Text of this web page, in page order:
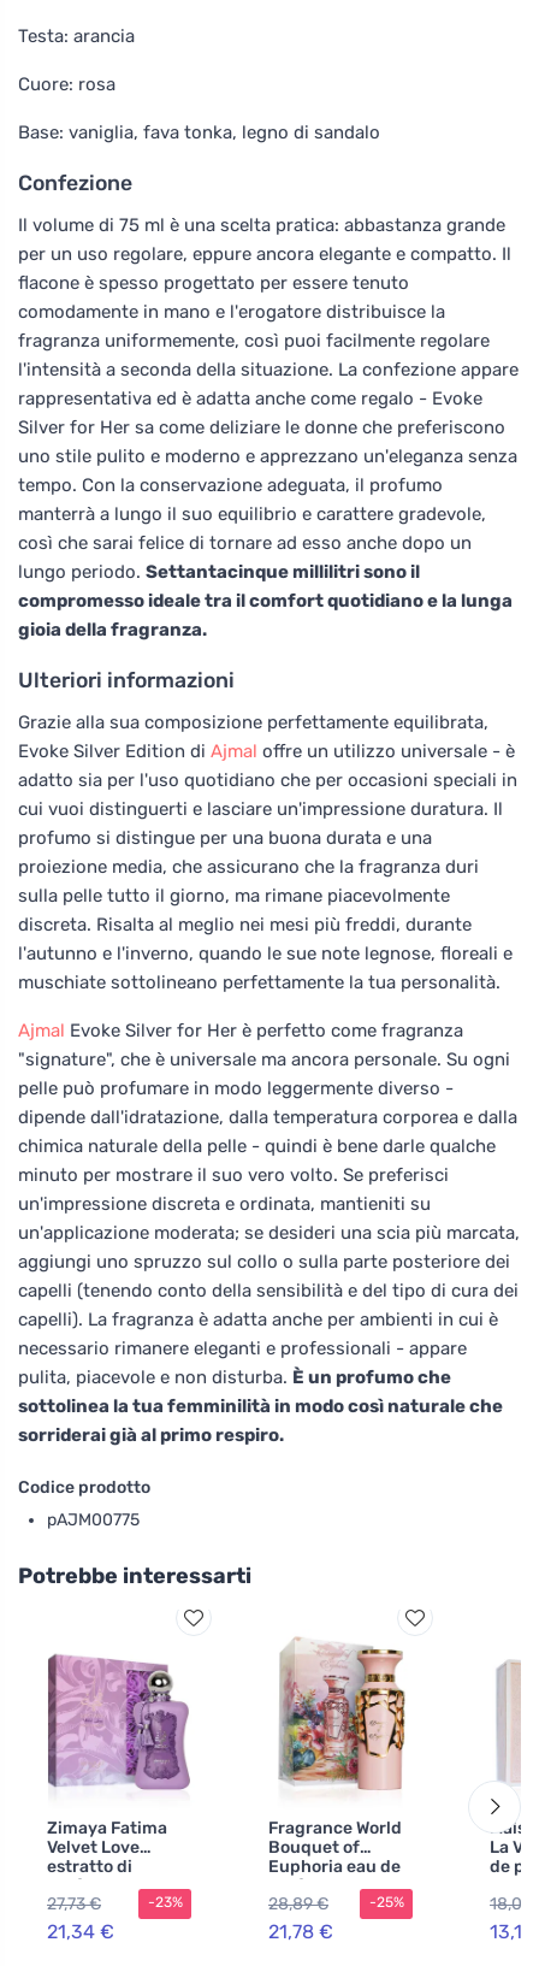
Testa: arancia
Cuore: rosa
Base: vaniglia, fava tonka, legno di sandalo
Confezione
Il volume di 75 ml è una scelta pratica: abbastanza grande
per un uso regolare, eppure ancora elegante e compatto. Il
flacone è spesso progettato per essere tenuto
comodamente in mano e l'erogatore distribuisce la
fragranza uniformemente, così puoi facilmente regolare
l'intensità a seconda della situazione. La confezione appare
rappresentativa ed è adatta anche come regalo - Evoke
Silver for Her sa come deliziare le donne che preferiscono
uno stile pulito e moderno e apprezzano un'eleganza senza
tempo. Con la conservazione adeguata, il profumo
manterrà a lungo il suo equilibrio e carattere gradevole,
così che sarai felice di tornare ad esso anche dopo un
lungo periodo. Settantacinque millilitri sono il
compromesso ideale tra il comfort quotidiano e la lunga
gioia della fragranza.
Ulteriori informazioni
Grazie alla sua composizione perfettamente equilibrata,
Evoke Silver Edition di Ajmal offre un utilizzo universale - è
adatto sia per l'uso quotidiano che per occasioni speciali in
cui vuoi distinguerti e lasciare un'impressione duratura. Il
profumo si distingue per una buona durata e una
proiezione media, che assicurano che la fragranza duri
sulla pelle tutto il giorno, ma rimane piacevolmente
discreta. Risalta al meglio nei mesi più freddi, durante
l'autunno e l'inverno, quando le sue note legnose, floreali e
muschiate sottolineano perfettamente la tua personalità.
Ajmal Evoke Silver for Her è perfetto come fragranza
"signature", che è universale ma ancora personale. Su ogni
pelle può profumare in modo leggermente diverso -
dipende dall'idratazione, dalla temperatura corporea e dalla
chimica naturale della pelle - quindi è bene darle qualche
minuto per mostrare il suo vero volto. Se preferisci
un'impressione discreta e ordinata, mantieniti su
un'applicazione moderata; se desideri una scia più marcata,
aggiungi uno spruzzo sul collo o sulla parte posteriore dei
capelli (tenendo conto della sensibilità e del tipo di cura dei
capelli). La fragranza è adatta anche per ambienti in cui è
necessario rimanere eleganti e professionali - appare
pulita, piacevole e non disturba. È un profumo che
sottolinea la tua femminilità in modo così naturale che
sorriderai già al primo respiro.
Codice prodotto
pAJM00775
Potrebbe interessarti
Zimaya Fatima
Velvet Love
estratto di
profumo per
donne 100 ml
27,73 €
21,34 €
-23%
Fragrance World
Bouquet of
Euphoria eau de
parfum per
donna 100 ml
28,89 €
21,78 €
-25%
La
de
18,05